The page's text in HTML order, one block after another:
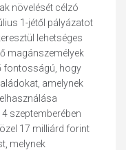
növelését célzó
1-jétől pályázatot
lehetséges
magánszemélyek
fontosságú, hogy
amelynek
szeptemberében
17 milliárd forint
melynek